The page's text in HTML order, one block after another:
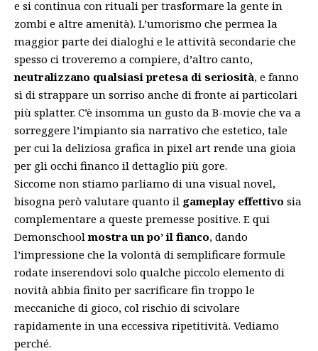
e si continua con rituali per trasformare la gente in
zombi e altre amenità). L’umorismo che permea la
maggior parte dei dialoghi e le attività secondarie che
spesso ci troveremo a compiere, d’altro canto,
neutralizzano qualsiasi pretesa di seriosità, e fanno
sì di strappare un sorriso anche di fronte ai particolari
più splatter. C’è insomma un gusto da B-movie che va a
sorreggere l’impianto sia narrativo che estetico, tale
per cui la deliziosa grafica in pixel art rende una gioia
per gli occhi financo il dettaglio più gore.
Siccome non stiamo parliamo di una visual novel,
bisogna però valutare quanto il gameplay effettivo sia
complementare a queste premesse positive. E qui
Demonschoolmostra un po’ il fianco, dando
l’impressione che la volontà di semplificare formule
rodate inserendovi solo qualche piccolo elemento di
novità abbia finito per sacrificare fin troppo le
meccaniche di gioco, col rischio di scivolare
rapidamente in una eccessiva ripetitività. Vediamo
perché.